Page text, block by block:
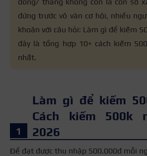
thực tế, đồng thời
thường xuyên để đảm
xác.
đứng trước vô vàn cơ hội, nhiều
khoăn với câu hỏi: Làm gì để kiếm
đây là tổng hợp 10+ cách kiếm
nhất.
Làm gì để kiếm
Cách kiếm 500k
2026
Để đạt được thu nhập 500.000đ mỗi